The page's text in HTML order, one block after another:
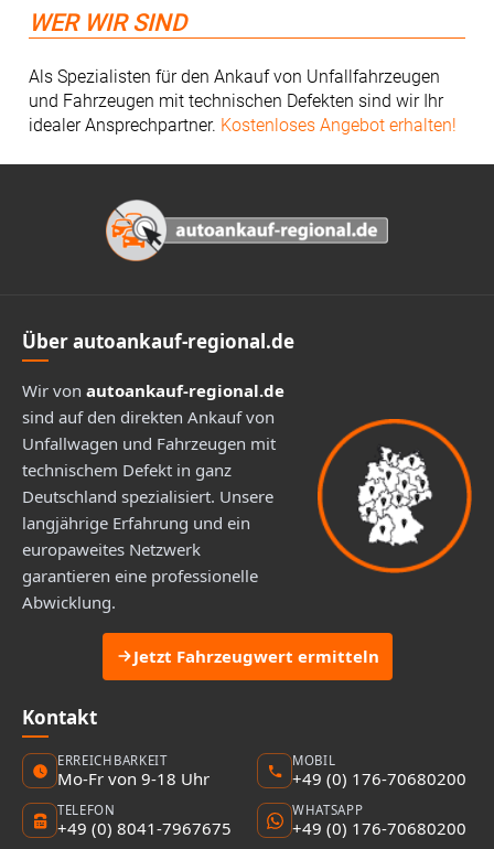
WER WIR SIND
Als Spezialisten für den Ankauf von Unfallfahrzeugen
und Fahrzeugen mit technischen Defekten sind wir Ihr
idealer Ansprechpartner. Kostenloses Angebot erhalten!
Über autoankauf-regional.de
Wir von autoankauf-regional.de
sind auf den direkten Ankauf von
Unfallwagen und Fahrzeugen mit
technischem Defekt in ganz
Deutschland spezialisiert. Unsere
langjährige Erfahrung und ein
europaweites Netzwerk
garantieren eine professionelle
Abwicklung.
Jetzt Fahrzeugwert ermitteln
Kontakt
ERREICHBARKEIT
Mo-Fr von 9-18 Uhr
MOBIL
+49 (0) 176-70680200
TELEFON
+49 (0) 8041-7967675
WHATSAPP
+49 (0) 176-70680200